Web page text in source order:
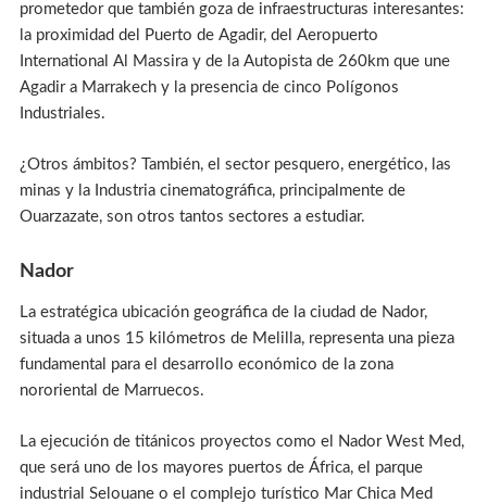
prometedor que también goza de infraestructuras interesantes:
la proximidad del Puerto de Agadir, del Aeropuerto
International Al Massira y de la Autopista de 260km que une
Agadir a Marrakech y la presencia de cinco Polígonos
Industriales.
¿Otros ámbitos? También, el sector pesquero, energético, las
minas y la Industria cinematográfica, principalmente de
Ouarzazate, son otros tantos sectores a estudiar.
Nador
La estratégica ubicación geográfica de la ciudad de Nador,
situada a unos 15 kilómetros de Melilla, representa una pieza
fundamental para el desarrollo económico de la zona
nororiental de Marruecos.
La ejecución de titánicos proyectos como el Nador West Med,
que será uno de los mayores puertos de África, el parque
industrial Selouane o el complejo turístico Mar Chica Med